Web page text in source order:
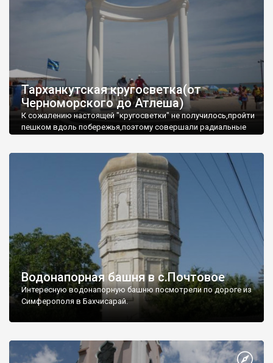
Тарханкутская кругосветка(от
Черноморского до Атлеша)
К сожалению настоящей "кругосветки" не получилось,пройти
пешком вдоль побережья,поэтому совершали радиальные
Водонапорная башня в с.Почтовое
Интересную водонапорную башню посмотрели по дороге из
Симферополя в Бахчисарай.